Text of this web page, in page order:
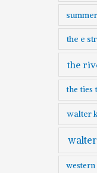
the e
the
the ties
walter
western